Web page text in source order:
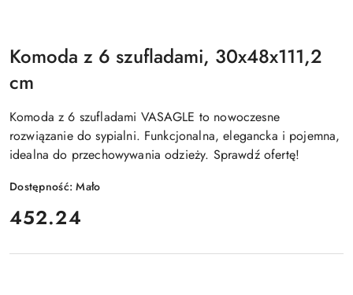
Komoda z 6 szufladami, 30x48x111,2
cm
Komoda z 6 szufladami VASAGLE to nowoczesne
rozwiązanie do sypialni. Funkcjonalna, elegancka i pojemna,
idealna do przechowywania odzieży. Sprawdź ofertę!
Dostępność:Mało
cena:
452.24